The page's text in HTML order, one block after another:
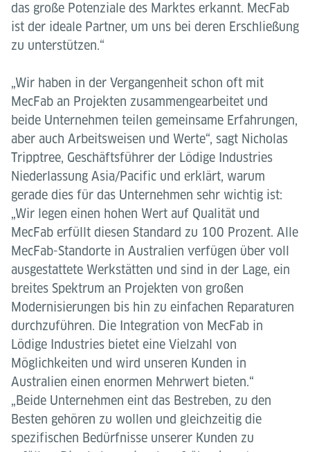
das große Potenziale des Marktes erkannt. MecFab
ist der ideale Partner, um uns bei deren Erschließung
zu unterstützen.“
„Wir haben in der Vergangenheit schon oft mit
MecFab an Projekten zusammengearbeitet und
beide Unternehmen teilen gemeinsame Erfahrungen,
aber auch Arbeitsweisen und Werte“, sagt Nicholas
Tripptree, Geschäftsführer der Lödige Industries
Niederlassung Asia/Pacific und erklärt, warum
gerade dies für das Unternehmen sehr wichtig ist:
„Wir legen einen hohen Wert auf Qualität und
MecFab erfüllt diesen Standard zu 100 Prozent. Alle
MecFab-Standorte in Australien verfügen über voll
ausgestattete Werkstätten und sind in der Lage, ein
breites Spektrum an Projekten von großen
Modernisierungen bis hin zu einfachen Reparaturen
durchzuführen. Die Integration von MecFab in
Lödige Industries bietet eine Vielzahl von
Möglichkeiten und wird unseren Kunden in
Australien einen enormen Mehrwert bieten.“
„Beide Unternehmen eint das Bestreben, zu den
Besten gehören zu wollen und gleichzeitig die
spezifischen Bedürfnisse unserer Kunden zu